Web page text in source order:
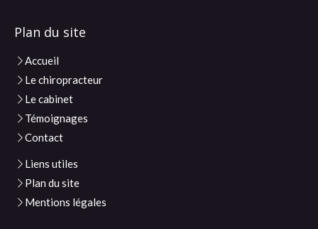
Plan du site
Accueil
Le chiropracteur
Le cabinet
Témoignages
Contact
Liens utiles
Plan du site
Mentions légales